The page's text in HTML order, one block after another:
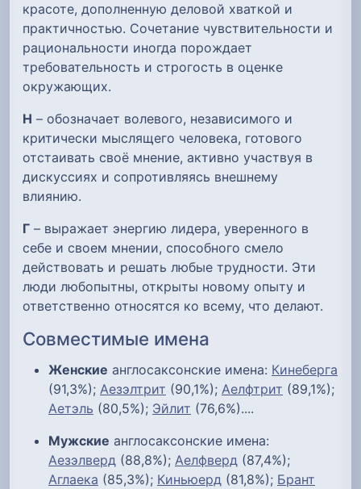
красоте, дополненную деловой хваткой и
практичностью. Сочетание чувствительности и
рациональности иногда порождает
требовательность и строгость в оценке
окружающих.
Н – обозначает волевого, независимого и
критически мыслящего человека, готового
отстаивать своё мнение, активно участвуя в
дискуссиях и сопротивляясь внешнему
влиянию.
Г – выражает энергию лидера, уверенного в
себе и своем мнении, способного смело
действовать и решать любые трудности. Эти
люди любопытны, открыты новому опыту и
ответственно относятся ко всему, что делают.
Совместимые имена
Женские англосаксонские имена: Кинеберга
(91,3%); Аезэлтрит (90,1%); Аелфтрит (89,1%);
Аетэль (80,5%); Эйлит (76,6%)....
Мужские англосаксонские имена:
Аезэлверд (88,8%); Аелфверд (87,4%);
Аглаека (85,3%); Киньюерд (81,8%); Брант